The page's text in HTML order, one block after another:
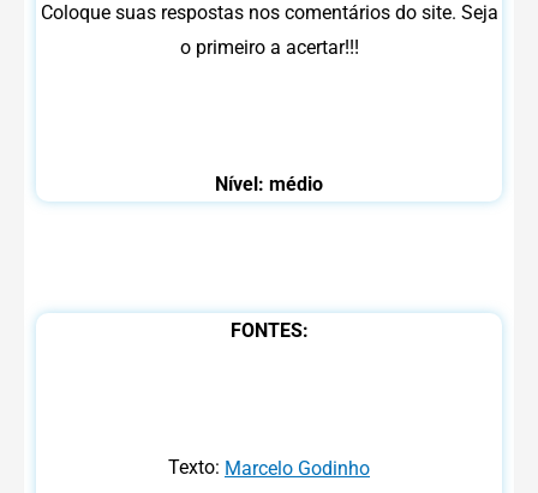
Coloque suas respostas nos comentários do site. Seja
o primeiro a acertar!!!
Nível: médio
FONTES:
Texto: Marcelo Godinho